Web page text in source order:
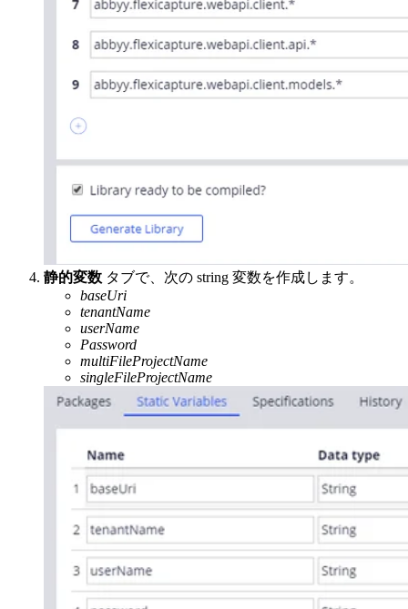
静的変数 タブで、次の string 変数を作成します。
baseUri
tenantName
userName
Password
multiFileProjectName
singleFileProjectName